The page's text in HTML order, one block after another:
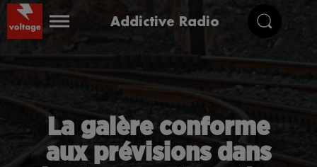
Addictive Radio
La galère conforme
aux prévisions dans